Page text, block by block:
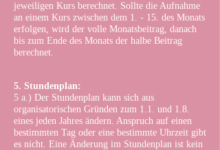
jeweiligen Kurs berechnet. Sollte die Aufnahme
an einem Kurs zwischen dem 1. - 15. des Monats
erfolgen, wird der volle Monatsbeitrag, danach
bis zum Ende des Monats der halbe Beitrag
berechnet.
5. Stundenplan:
5 a.) Der Stundenplan kann sich aus
organisatorischen Gründen zum 1.1. und 1.8.
eines jeden Jahres ändern. Anspruch auf einen
bestimmten Tag oder eine bestimmte Uhrzeit gibt
es nicht. Eine Änderung im Stundenplan ist kein